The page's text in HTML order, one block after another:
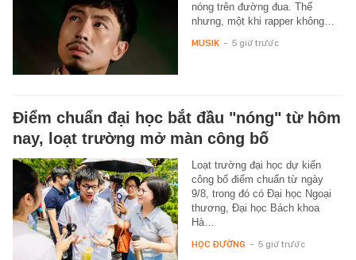
nóng trên đường đua. Thế
nhưng, một khi rapper không…
MUSIK - 5 giờ trước
Điểm chuẩn đại học bắt đầu "nóng" từ hôm
nay, loạt trường mở màn công bố
Loạt trường đại học dự kiến
công bố điểm chuẩn từ ngày
9/8, trong đó có Đại học Ngoại
thương, Đại học Bách khoa
Hà…
HỌC ĐƯỜNG - 5 giờ trước